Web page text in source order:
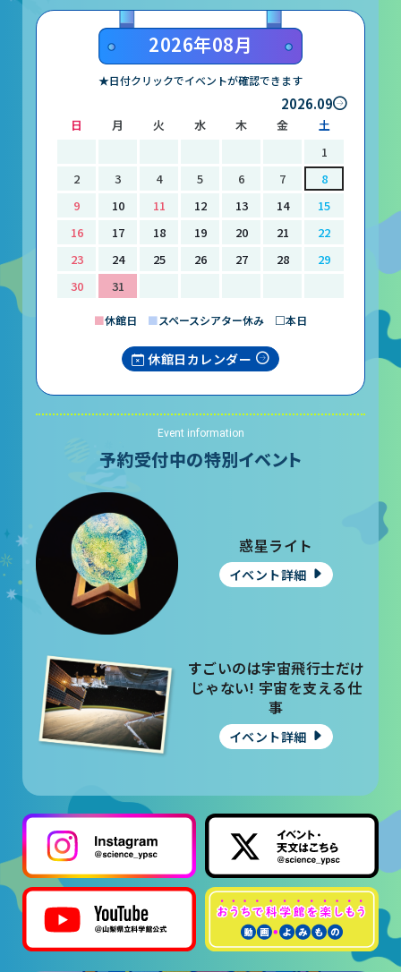
名誉館長あいさつ
プライバシーポリシー
お問い合わせ
プラネタリウム
イベント
動画配信
2026年08月
★日付クリックでイベントが確認できます
2026.09
日 月 火 水 木 金
土
1
2
3 4 5 6 7
8
9
10 11 12 13 14
15
16
17 18 19 20 21
22
23
24 25 26 27 28
29
30
31
■休館日 ■スペースシアター休み □本日
休館日カレンダー
Event information
予約受付中の特別イベント
惑星ライト
イベント詳細
すごいのは宇宙飛行士だけ
じゃない! 宇宙を支える仕
事
イベント詳細